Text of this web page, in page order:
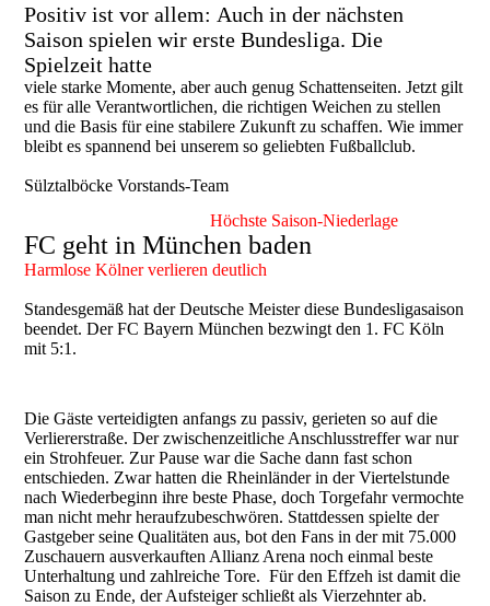
Positiv ist vor allem: Auch in der nächsten
Saison spielen wir erste Bundesliga. Die
Spielzeit hatte
viele starke Momente, aber auch genug Schattenseiten. Jetzt gilt
es für alle Verantwortlichen, die richtigen Weichen zu stellen
und die Basis für eine stabilere Zukunft zu schaffen. Wie immer
bleibt es spannend bei unserem so geliebten Fußballclub.
Sülztalböcke Vorstands-Team
Höchste Saison-Niederlage
FC geht in München baden
Harmlose Kölner verlieren deutlich
Standesgemäß hat der Deutsche Meister diese Bundesligasaison
beendet. Der FC Bayern München bezwingt den 1. FC Köln
mit 5:1.
Die Gäste verteidigten anfangs zu passiv, gerieten so auf die
Verliererstraße. Der zwischenzeitliche Anschlusstreffer war nur
ein Strohfeuer. Zur Pause war die Sache dann fast schon
entschieden. Zwar hatten die Rheinländer in der Viertelstunde
nach Wiederbeginn ihre beste Phase, doch Torgefahr vermochte
man nicht mehr heraufzubeschwören. Stattdessen spielte der
Gastgeber seine Qualitäten aus, bot den Fans in der mit 75.000
Zuschauern ausverkauften Allianz Arena noch einmal beste
Unterhaltung und zahlreiche Tore. Für den Effzeh ist damit die
Saison zu Ende, der Aufsteiger schließt als Vierzehnter ab.